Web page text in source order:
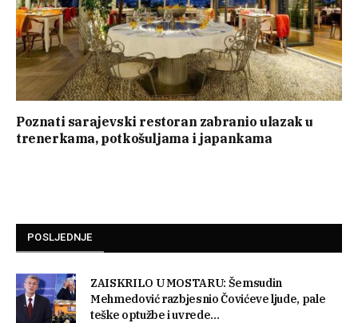
Poznati sarajevski restoran zabranio ulazak u
trenerkama, potkošuljama i japankama
POSLJEDNJE
ZAISKRILO U MOSTARU: Šemsudin
Mehmedović razbjesnio Čovićeve ljude, pale
teške optužbe i uvrede…